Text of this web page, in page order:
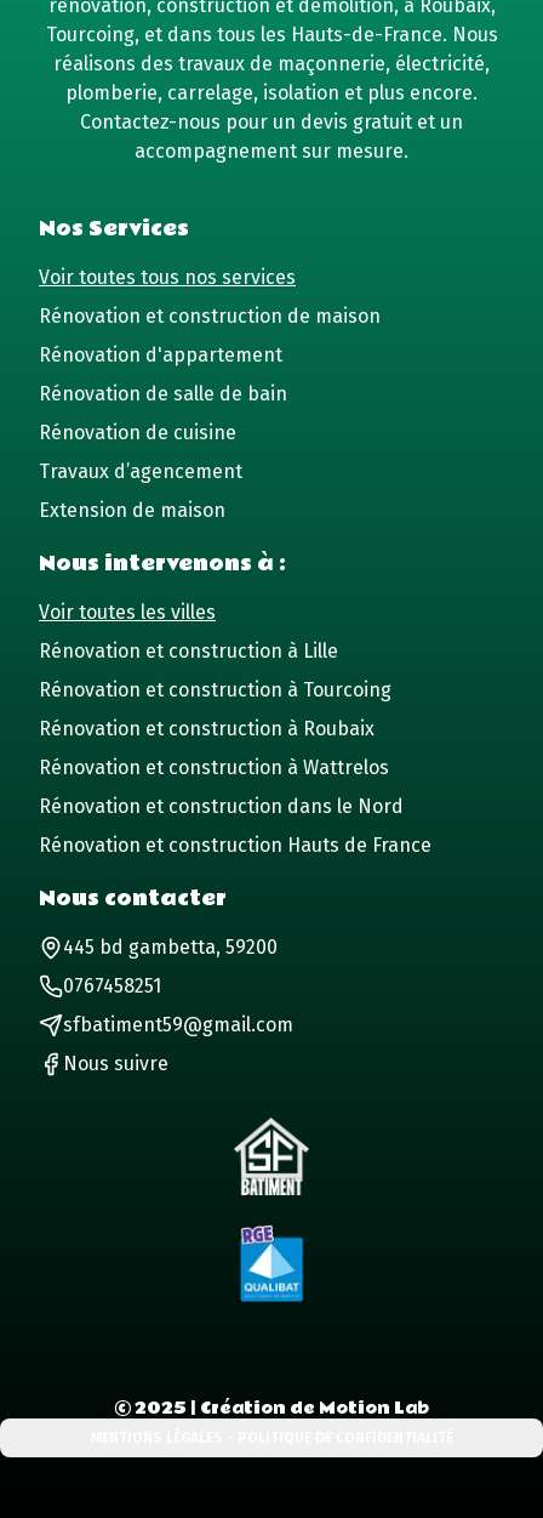
rénovation, construction et démolition, à Roubaix,
Tourcoing, et dans tous les Hauts-de-France. Nous
réalisons des travaux de maçonnerie, électricité,
plomberie, carrelage, isolation et plus encore.
Contactez-nous pour un devis gratuit et un
accompagnement sur mesure.
Nos Services
Voir toutes tous nos services
Rénovation et construction de maison
Rénovation d'appartement
Rénovation de salle de bain
Rénovation de cuisine
Travaux d’agencement
Extension de maison
Nous intervenons à :
Voir toutes les villes
Rénovation et construction à Lille
Rénovation et construction à Tourcoing
Rénovation et construction à Roubaix
Rénovation et construction à Wattrelos
Rénovation et construction dans le Nord
Rénovation et construction Hauts de France
Nous contacter
445 bd gambetta, 59200
0767458251
sfbatiment59@gmail.com
Nous suivre
©2025 | Création de Motion Lab